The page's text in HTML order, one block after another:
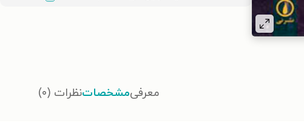
معرفیمشخصاتنظرات (۰)